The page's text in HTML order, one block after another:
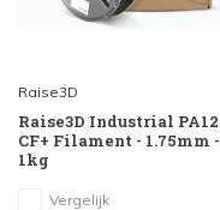
Raise3D
Raise3D Industrial PA12
CF+ Filament - 1.75mm -
1kg
Vergelijk